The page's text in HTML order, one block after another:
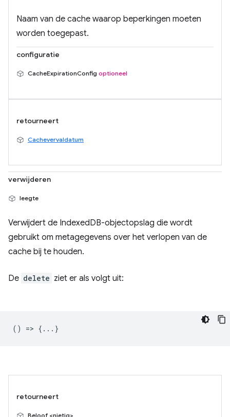
Naam van de cache waarop beperkingen moeten
worden toegepast.
configuratie
CacheExpirationConfig optioneel
retourneert
Cachevervaldatum
verwijderen
leegte
Verwijdert de IndexedDB-objectopslag die wordt
gebruikt om metagegevens over het verlopen van de
cache bij te houden.
De delete ziet er als volgt uit:
() => {...}
retourneert
Beloof <nietig>